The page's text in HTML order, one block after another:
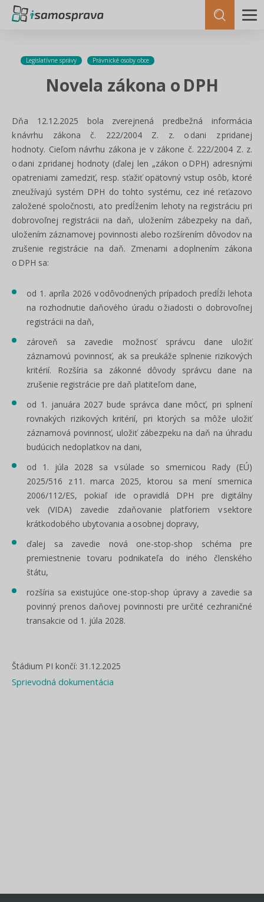
Legislatívne správy Právnické osoby obce
Novela zákona o DPH
Dňa 12.12.2025 bola zverejnená predbežná informácia
k návrhu zákona č. 222/2004 Z. z. o dani z pridanej
hodnoty. Cieľom návrhu zákona je v zákone č. 222/2004 Z. z.
o dani z pridanej hodnoty (ďalej len „zákon o DPH) adresnými
opatreniami zamedziť, resp. sťažiť opätovný vstup osôb, ktoré
zneužívajú systém DPH do tohto systému, cez iné reťazovo
založené spoločnosti, a to predĺžením lehoty na registráciu pri
dobrovoľnej registrácii na daň, uložením zábezpeky na daň,
uložením záznamovej povinnosti alebo rozšírením dôvodov na
zrušenie registrácie na daň. Zmenami a doplnením zákona
o DPH sa:
od 1. apríla 2026 v odôvodnených prípadoch predĺži lehota
na rozhodnutie daňového úradu o žiadosti o dobrovoľnej
registrácii na daň,
zároveň sa zavedie možnosť správcu dane uložiť
záznamovú povinnosť, ak sa preukáže splnenie rizikových
kritérií. Rozšíria sa zákonné dôvody správcu dane na
zrušenie registrácie pre daň platiteľom dane,
od 1. januára 2027 bude správca dane môcť, pri splnení
rovnakých rizikových kritérií, pri ktorých sa môže uložiť
záznamová povinnosť, uložiť zábezpeku na daň na úhradu
budúcich nedoplatkov na dani,
od 1. júla 2028 sa v súlade so smernicou Rady (EÚ)
2025/516 z 11. marca 2025, ktorou sa mení smernica
2006/112/ES, pokiaľ ide o pravidlá DPH pre digitálny
vek (VIDA) zavedie zdaňovanie platforiem v sektore
krátkodobého ubytovania a osobnej dopravy,
ďalej sa zavedie nová one-stop-shop schéma pre
premiestnenie tovaru podnikateľa do iného členského
štátu,
rozšíria sa existujúce one-stop-shop úpravy a zavedie sa
povinný prenos daňovej povinnosti pre určité cezhraničné
transakcie od 1. júla 2028.
Štádium PI končí: 31.12.2025
Sprievodná dokumentácia